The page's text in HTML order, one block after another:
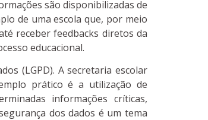
são disponibilizadas de
de uma escola que, por meio
receber feedbacks diretos da
educacional.
(LGPD). A secretaria escolar
prático é a utilização de
informações críticas,
dos dados é um tema